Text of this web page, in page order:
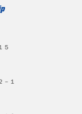
５
－１